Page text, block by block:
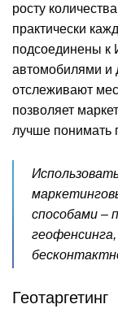
росту
практически
подсоединены к
автомобилями и
отслеживают
позволяет
лучше понимать
способами –
Геотаргетинг